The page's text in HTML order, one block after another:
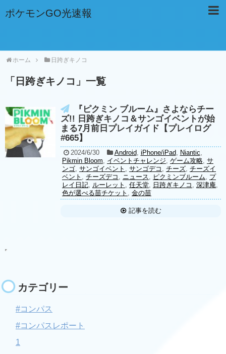
ポケモンGO光速報
ホーム 日跨ぎキノコ
「 日跨ぎキノコ 」 一覧
『ピクミン ブルーム』さよならチー
ズ!! 日跨ぎキノコ＆サンゴイベントが始
まる7月前日プレイガイド【プレイログ
#665】
2024/6/30 Android, iPhone/iPad, Niantic,
Pikmin Bloom, イベントチャレンジ, ゲーム攻略, サ
ンゴ, サンゴイベント , サンゴデコ , チーズ, チーズイ
ベント , チーズデコ , ニュース, ピクミンブルーム, プ
レイ日記, ルーレット , 任天堂, 日跨ぎキノコ , 深津庵,
色が選べる苗チケット , 金の苗
記事を読む
カテゴリー
#コンパス
#コンパスレポート
1